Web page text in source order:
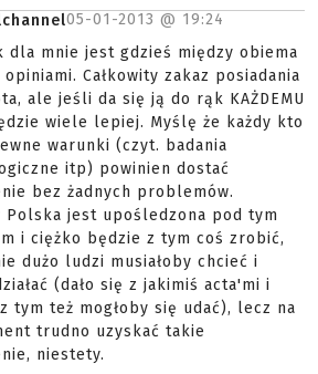
05-01-2013 @ 19:24
dla mnie jest gdzieś między obiema
opiniami. Całkowity zakaz posiadania
ale jeśli da się ją do rąk KAŻDEMU
wiele lepiej. Myślę że każdy kto
warunki (czyt. badania
itp) powinien dostać
bez żadnych problemów.
Polska jest upośledzona pod tym
i ciężko będzie z tym coś zrobić,
dużo ludzi musiałoby chcieć i
(dało się z jakimiś acta'mi i
tym też mogłoby się udać), lecz na
trudno uzyskać takie
niestety.